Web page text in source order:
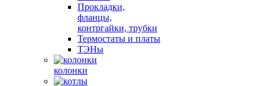
Прокладки,
фланцы,
контргайки, трубки
Термостаты и платы
ТЭНы
колонки